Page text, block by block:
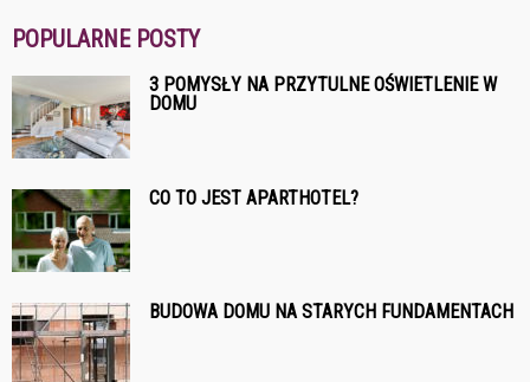
POPULARNE POSTY
3 POMYSŁY NA PRZYTULNE OŚWIETLENIE W
DOMU
CO TO JEST APARTHOTEL?
BUDOWA DOMU NA STARYCH FUNDAMENTACH